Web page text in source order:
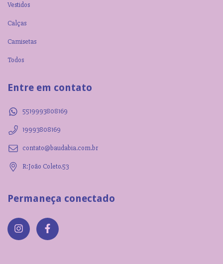
Vestidos
Calças
Camisetas
Todos
Entre em contato
5519993808169
19993808169
contato@baudabia.com.br
R:João Coleto.53
Permaneça conectado